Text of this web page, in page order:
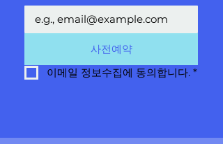
사전예약
이메일 정보수집에 동의합니다. *